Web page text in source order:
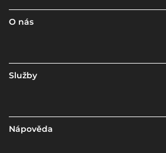
O nás
Služby
Nápověda